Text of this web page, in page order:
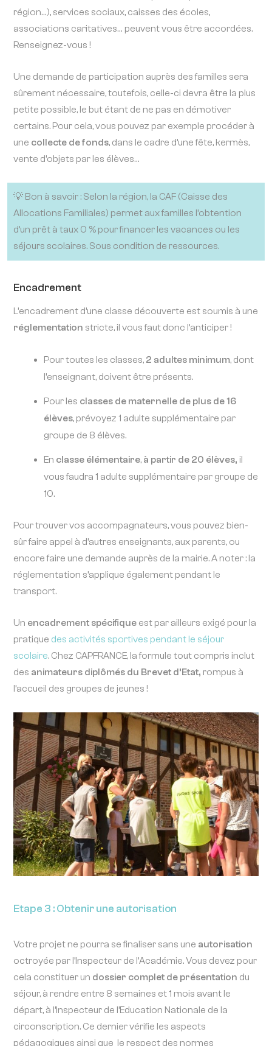
région…), services sociaux, caisses des écoles,
associations caritatives… peuvent vous être accordées.
Renseignez-vous !
Une demande de participation auprès des familles sera
sûrement nécessaire, toutefois, celle-ci devra être la plus
petite possible, le but étant de ne pas en démotiver
certains. Pour cela, vous pouvez par exemple procéder à
une collecte de fonds, dans le cadre d’une fête, kermès,
vente d’objets par les élèves…
💡 Bon à savoir : Selon la région, la CAF (Caisse des
Allocations Familiales) permet aux familles l’obtention
d’un prêt à taux 0 % pour financer les vacances ou les
séjours scolaires. Sous condition de ressources.
Encadrement
L’encadrement d’une classe découverte est soumis à une
réglementation stricte, il vous faut donc l’anticiper !
Pour toutes les classes, 2 adultes minimum, dont
l’enseignant, doivent être présents.
Pour les classes de maternelle de plus de 16
élèves, prévoyez 1 adulte supplémentaire par
groupe de 8 élèves.
En classe élémentaire, à partir de 20 élèves, il
vous faudra 1 adulte supplémentaire par groupe de
10.
Pour trouver vos accompagnateurs, vous pouvez bien-
sûr faire appel à d’autres enseignants, aux parents, ou
encore faire une demande auprès de la mairie. A noter : la
réglementation s’applique également pendant le
transport.
Un encadrement spécifique est par ailleurs exigé pour la
pratique des activités sportives pendant le séjour
scolaire. Chez CAPFRANCE, la formule tout compris inclut
des animateurs diplômés du Brevet d’Etat, rompus à
l’accueil des groupes de jeunes !
Etape 3 : Obtenir une autorisation
Votre projet ne pourra se finaliser sans une autorisation
octroyée par l’Inspecteur de l’Académie. Vous devez pour
cela constituer un dossier complet de présentation du
séjour, à rendre entre 8 semaines et 1 mois avant le
départ, à l’Inspecteur de l’Education Nationale de la
circonscription. Ce dernier vérifie les aspects
pédagogiques ainsi que le respect des normes